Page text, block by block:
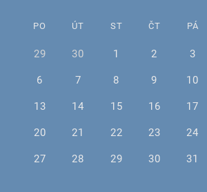
PO ÚT ST ČT PÁ
29 30 1 2 3
6
7 8 9 10
13
14 15 16 17
20
21 22 23 24
27
28 29 30 31